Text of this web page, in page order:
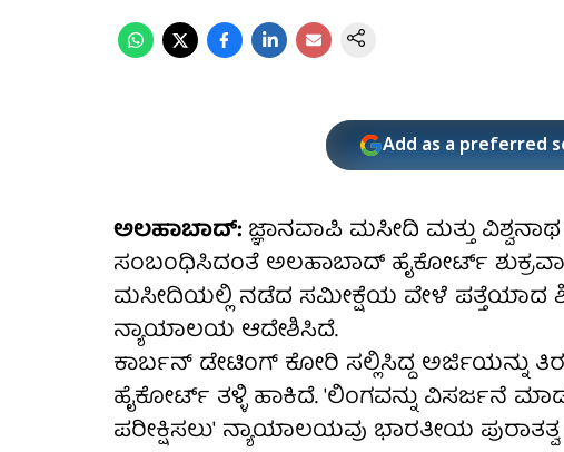
Add as a preferred
ಅಲಹಾಬಾದ್: ಜ್ಞಾನವಾಪಿ ಮಸೀದಿ ಮತ್ತು
ಸಂಬಂಧಿಸಿದಂತೆ ಅಲಹಾಬಾದ್ ಹೈಕೋರ್ಟ್
ಮಸೀದಿಯಲ್ಲಿ ನಡೆದ ಸಮೀಕ್ಷೆಯ ವೇಳೆ ಪತ್ತೆಯಾದ
ನ್ಯಾಯಾಲಯ ಆದೇಶಿಸಿದೆ.
ಕಾರ್ಬನ್ ಡೇಟಿಂಗ್ ಕೋರಿ ಸಲ್ಲಿಸಿದ್ದ ಅರ್ಜಿಯನ್ನು
ಹೈಕೋರ್ಟ್ ತಳ್ಳಿ ಹಾಕಿದೆ. 'ಲಿಂಗವನ್ನು ವಿಸರ್ಜನೆ
ಪರೀಕ್ಷಿಸಲು' ನ್ಯಾಯಾಲಯವು ಭಾರತೀಯ